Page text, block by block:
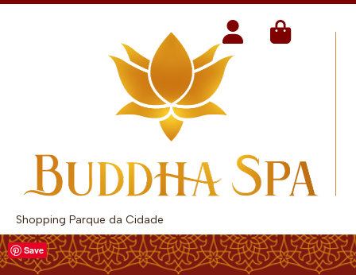
Shopping Parque da Cidade
Save